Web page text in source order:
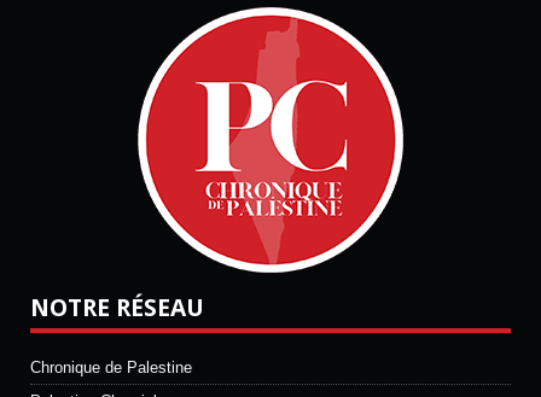
NOTRE RÉSEAU
Chronique de Palestine